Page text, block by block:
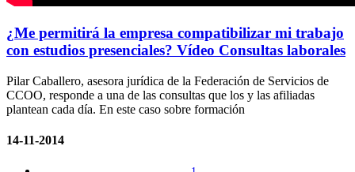
¿Me permitirá la empresa compatibilizar mi trabajo
con estudios presenciales? Vídeo Consultas laborales
Pilar Caballero, asesora jurídica de la Federación de Servicios de
CCOO, responde a una de las consultas que los y las afiliadas
plantean cada día. En este caso sobre formación
14-11-2014